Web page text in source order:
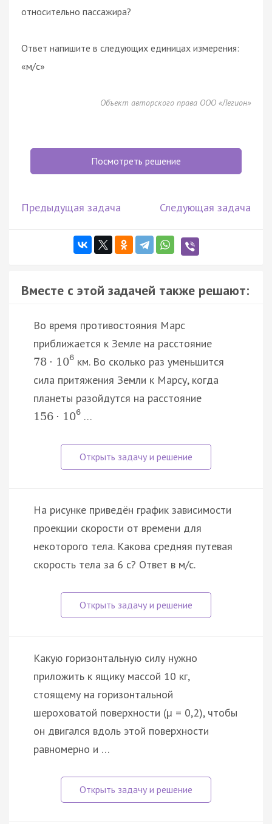
относительно пассажира?
Ответ напишите в следующих единицах измерения:
«м/с»
Объект авторского права ООО «Легион»
Посмотреть решение
Предыдущая задача Следующая задача
Вместе с этой задачей также решают:
Во время противостояния Марс
приближается к Земле на расстояние
78 · 106км. Во сколько раз уменьшится
сила притяжения Земли к Марсу, когда
планеты разойдутся на расстояние
156 · 106…
На рисунке приведён график зависимости
проекции скорости от времени для
некоторого тела. Какова средняя путевая
скорость тела за 6 с? Ответ в м/с.
Какую горизонтальную силу нужно
приложить к ящику массой 10 кг,
стоящему на горизонтальной
шероховатой поверхности (µ = 0,2), чтобы
он двигался вдоль этой поверхности
равномерно и …